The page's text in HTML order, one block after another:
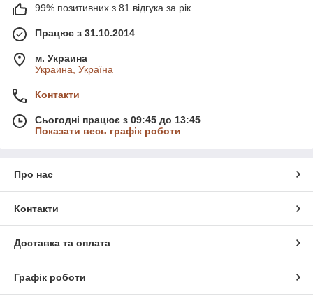
99% позитивних з 81 відгука за рік
Працює з 31.10.2014
м. Украина
Украина, Україна
Контакти
Сьогодні працює з 09:45 до 13:45
Показати весь графік роботи
Про нас
Контакти
Доставка та оплата
Графік роботи